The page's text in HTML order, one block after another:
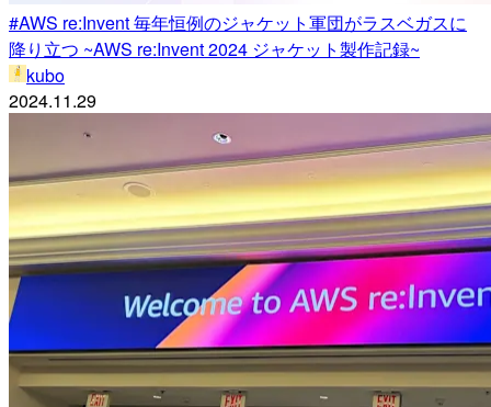
#AWS re:Invent 毎年恒例のジャケット軍団がラスベガスに
降り立つ ~AWS re:Invent 2024 ジャケット製作記録~
kubo
2024.11.29